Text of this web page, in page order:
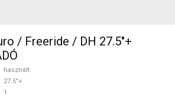
/ Freeride / DH 27.5"+
használt
27.5"+
1